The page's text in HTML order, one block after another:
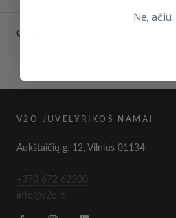
GARANTIJA
V2O JUVELYRIKOS NAMAI
Aukštaičių g. 12, Vilnius 01134
+370 672 62300
info@v2o.lt
Ne, ačiū.